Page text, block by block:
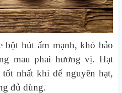
bột hút ẩm mạnh, khó bảo
mau phai hương vị. Hạt
nhất khi để nguyên hạt,
đủ dùng.